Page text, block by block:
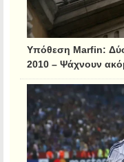
Υπόθεση Marfin:
2010 – Ψάχνουν